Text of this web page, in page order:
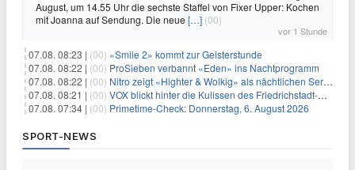
August, um 14.55 Uhr die sechste Staffel von Fixer Upper: Kochen
mit Joanna auf Sendung. Die neue […] (00)
vor 1 Stunde
07.08. 08:23 | (00) «Smile 2» kommt zur Geisterstunde
07.08. 08:22 | (00) ProSieben verbannt «Eden» ins Nachtprogramm
07.08. 08:22 | (00) Nitro zeigt «Highter & Wolkig» als nächtlichen Serienmarathon
07.08. 08:21 | (00) VOX blickt hinter die Kulissen des Friedrichstadt-Palasts
07.08. 07:34 | (00) Primetime-Check: Donnerstag, 6. August 2026
SPORT-NEWS